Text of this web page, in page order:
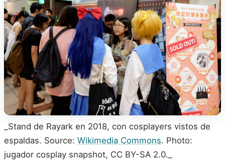
_Stand de Rayark en 2018, con cosplayers vistos de
espaldas. Source: Wikimedia Commons. Photo:
jugador cosplay snapshot, CC BY-SA 2.0._